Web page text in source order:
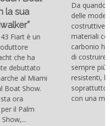
Da quando lo sviluppo
delle moderne tecnologie
costruttive e dei nuovi
materiali come la fibra di
carbonio hanno consentito
di costruire catamarani
sempre più belli, compatti,
resistenti, leggeri e
soprattutto stabili veloci
con una manovrabilità...